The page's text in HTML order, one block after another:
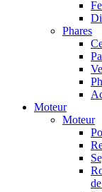
Phares
Moteur
Moteur